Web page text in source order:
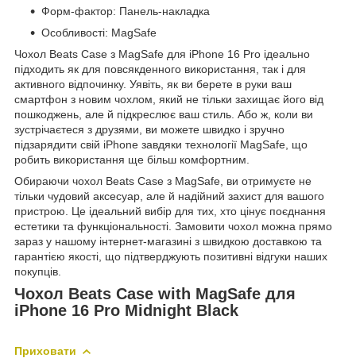
Форм-фактор: Панель-накладка
Особливості: MagSafe
Чохол Beats Case з MagSafe для iPhone 16 Pro ідеально
підходить як для повсякденного використання, так і для
активного відпочинку. Уявіть, як ви берете в руки ваш
смартфон з новим чохлом, який не тільки захищає його від
пошкоджень, але й підкреслює ваш стиль. Або ж, коли ви
зустрічаєтеся з друзями, ви можете швидко і зручно
підзарядити свій iPhone завдяки технології MagSafe, що
робить використання ще більш комфортним.
Обираючи чохол Beats Case з MagSafe, ви отримуєте не
тільки чудовий аксесуар, але й надійний захист для вашого
пристрою. Це ідеальний вибір для тих, хто цінує поєднання
естетики та функціональності. Замовити чохол можна прямо
зараз у нашому інтернет-магазині з швидкою доставкою та
гарантією якості, що підтверджують позитивні відгуки наших
покупців.
Чохол Beats Case with MagSafe для
iPhone 16 Pro Midnight Black
Приховати